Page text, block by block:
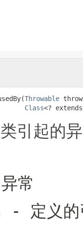
Throwable
Class<?
引起的
常
- 定义的